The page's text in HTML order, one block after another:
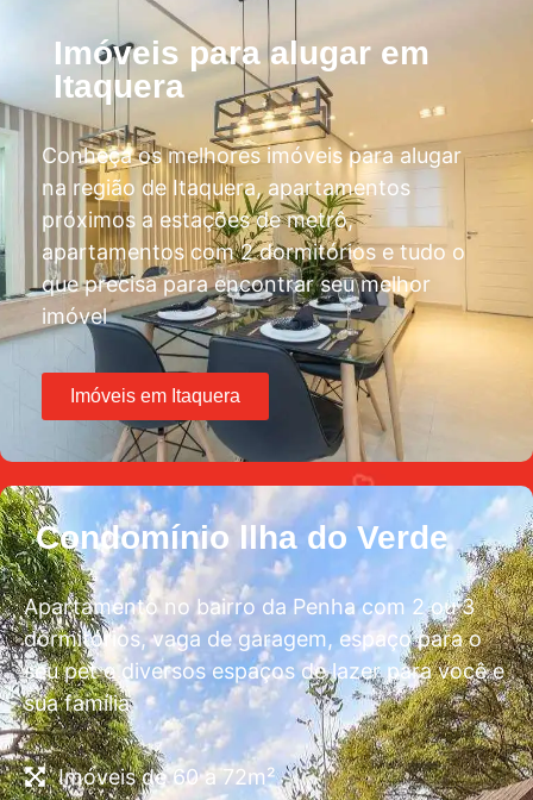
Imóveis para alugar em
Itaquera
Conheça os melhores imóveis para alugar
na região de Itaquera, apartamentos
próximos a estações de metrô,
apartamentos com 2 dormitórios e tudo o
que precisa para encontrar seu melhor
imóvel
Imóveis em Itaquera
Condomínio llha do Verde
Apartamento no bairro da Penha com 2 ou 3
dormitórios, vaga de garagem, espaço para o
seu pet e diversos espaços de lazer para você e
sua família
Imóveis de 60 a 72m²